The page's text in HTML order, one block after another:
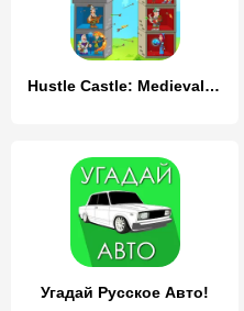
Hustle Castle: Medieval games
Угадай Русское Авто!